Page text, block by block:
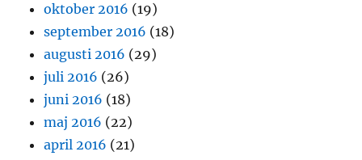
oktober 2016 (19)
september 2016 (18)
augusti 2016 (29)
juli 2016 (26)
juni 2016 (18)
maj 2016 (22)
april 2016 (21)